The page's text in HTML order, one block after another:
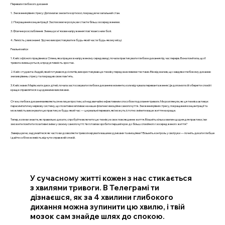
Переваги глибокого дихання
1. Зниження рівня стресу: Допомагає знизити кортизол, покращуючи загальний стан.
2. Покращення концентрації: Заспокоюючи розум, ви стаєте більш зосередженими.
3. Фізичне розслаблення: Зменшує м'язове напруження і пов'язані з ним болі.
4. Легкість у виконанні: Зручно використовувати в будь-який час і в будь-якому місці.
Реальні кейси
1. Кейс офісного працівника: Олена, яка працює в напруженому середовищі, почала практикувати глибоке дихання під час перерв. Вона помітила, що її
тривога зменшується, а продуктивність зростає.
2. Кейс студента: Андрій, який готувався до іспитів, використовував цю техніку перед важливими тестами. Він відзначив, що завдяки глибокому диханню
знизив рівень стресу та покращив свою пам'ять.
3. Кейс мами: Марія, мати двох дітей, почала застосовувати глибоке дихання в моменти, коли відчувала перевантаження. Це допомогло їй зберегти спокій і
краще справлятися з щоденними викликами.
Отже, глибоке дихання виявляється не лише простим, а й надзвичайно ефективним способом подолання тривоги. Ми розглянули, як ця техніка активує
парасимпатичну нервову систему, що позитивно впливає на наше фізичне і емоційне самопочуття. Зниження рівня стресу, покращення концентрації та
можливість виконувати цю практику в будь-який час — це реальні переваги, які можуть істотно змінити ваше життя на краще.
Тепер, коли ви знаєте, як правильно дихати, спробуйте включити цю техніку в своє повсякденне життя. Візьміть кілька хвилин щодня для практики, і ви
зможете помітити позитивні зміни у своєму самопочутті. Чи готові ви зробити перший крок до більш спокійного і зосередженого життя?
Завершуючи, задумайтеся: як часто ви дозволяєте тривозі керувати вашими думками та емоціями? Візьміть контроль у свої руки — почніть дихати глибше
і дайте собі можливість відчути справжній спокій.
У сучасному житті кожен з нас стикається
з хвилями тривоги. В Телеграмі ти
дізнаєшся, як за 4 хвилини глибокого
дихання можна зупинити цю хвилю, і твій
мозок сам знайде шлях до спокою.